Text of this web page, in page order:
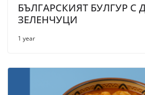
БЪЛГАРСКИЯТ БУЛГУР С
ЗЕЛЕНЧУЦИ
1 year